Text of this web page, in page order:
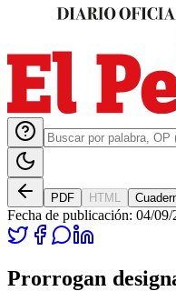
PDF HTML
Fecha de publicación: 04/09/
Prorrogan